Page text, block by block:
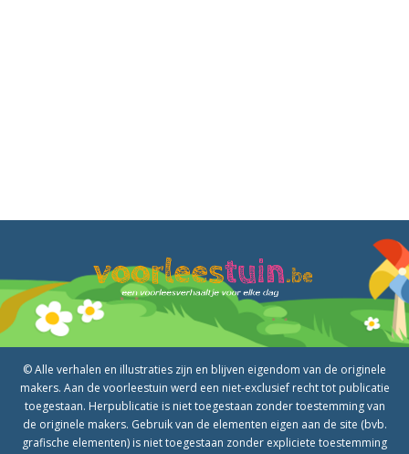
© Alle verhalen en illustraties zijn en blijven eigendom van de originele
makers. Aan de voorleestuin werd een niet-exclusief recht tot publicatie
toegestaan. Herpublicatie is niet toegestaan zonder toestemming van
de originele makers. Gebruik van de elementen eigen aan de site (bvb.
grafische elementen) is niet toegestaan zonder expliciete toestemming